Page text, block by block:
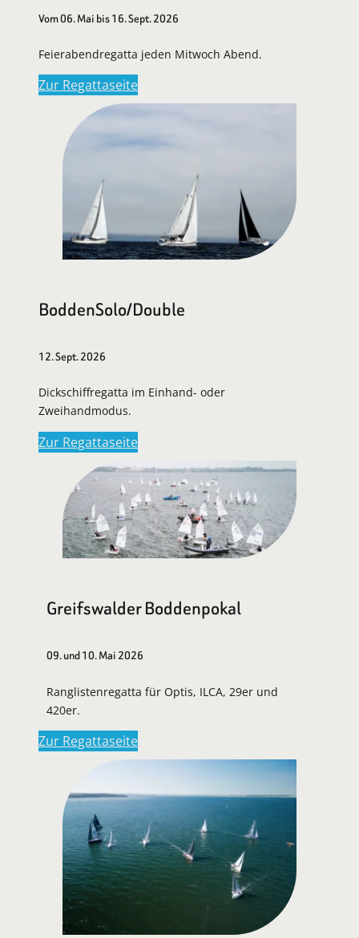
Vom 06. Mai bis 16. Sept. 2026
Feierabendregatta jeden Mitwoch Abend.
Zur Regattaseite
BoddenSolo/Double
12. Sept. 2026
Dickschiffregatta im Einhand- oder
Zweihandmodus.
Zur Regattaseite
Greifswalder Boddenpokal
09. und 10. Mai 2026
Ranglistenregatta für Optis, ILCA, 29er und
420er.
Zur Regattaseite